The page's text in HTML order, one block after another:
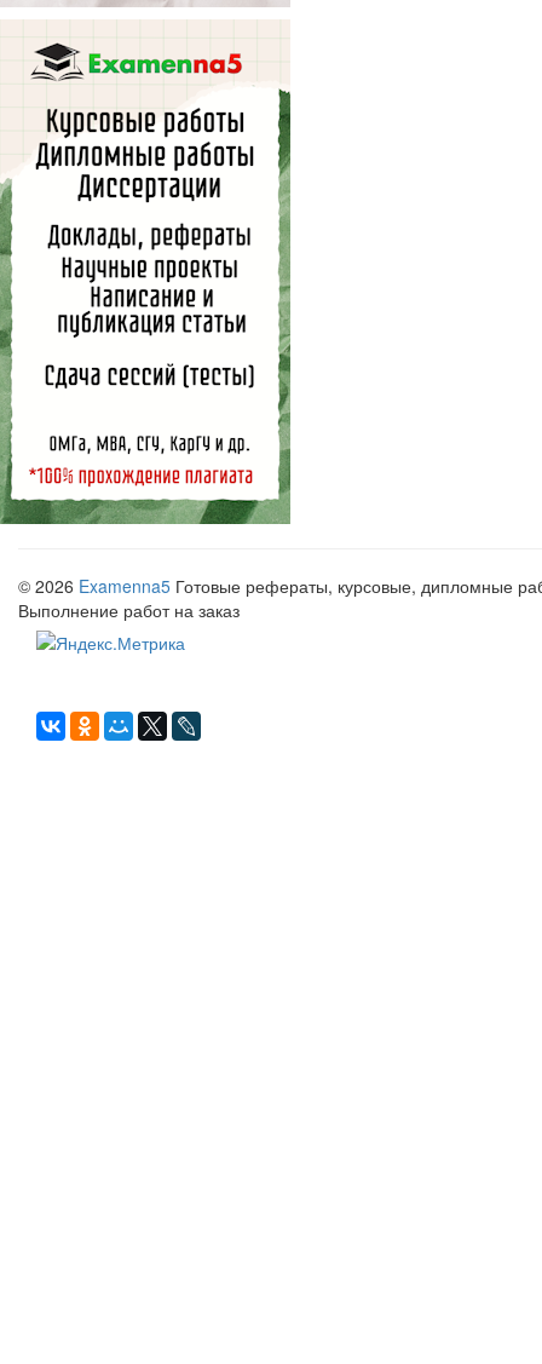
© 2026 Examenna5 Готовые рефераты, курсовые, дипломные
Выполнение работ на заказ